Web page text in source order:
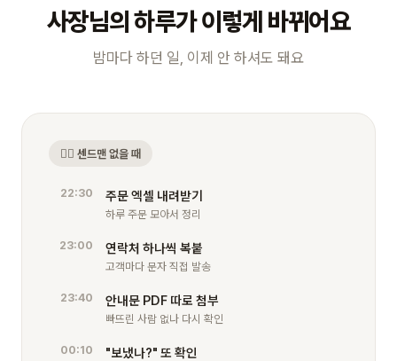
사장님의 하루가 이렇게 바뀌어요
밤마다 하던 일, 이제 안 하셔도 돼요
😮‍💨 센드맨 없을 때
22:30 주문 엑셀 내려받기
하루 주문 모아서 정리
23:00 연락처 하나씩 복붙
고객마다 문자 직접 발송
23:40 안내문 PDF 따로 첨부
빠뜨린 사람 없나 다시 확인
00:10 "보냈나?" 또 확인